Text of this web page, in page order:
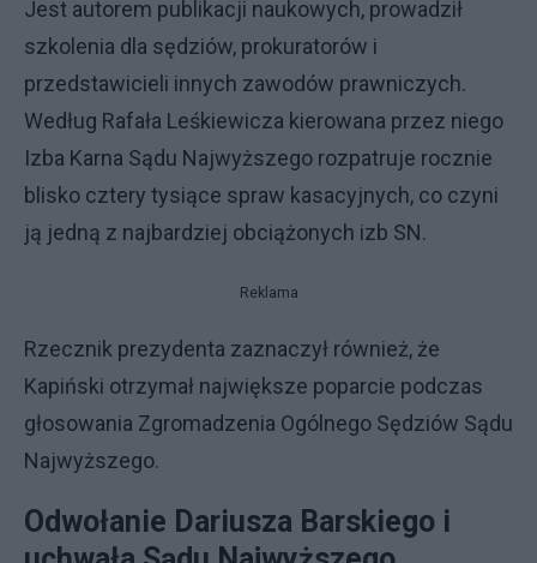
Jest autorem publikacji naukowych, prowadził
szkolenia dla sędziów, prokuratorów i
przedstawicieli innych zawodów prawniczych.
Według Rafała Leśkiewicza kierowana przez niego
Izba Karna Sądu Najwyższego rozpatruje rocznie
blisko cztery tysiące spraw kasacyjnych, co czyni
ją jedną z najbardziej obciążonych izb SN.
Reklama
Rzecznik prezydenta zaznaczył również, że
Kapiński otrzymał największe poparcie podczas
głosowania Zgromadzenia Ogólnego Sędziów Sądu
Najwyższego.
Odwołanie Dariusza Barskiego i